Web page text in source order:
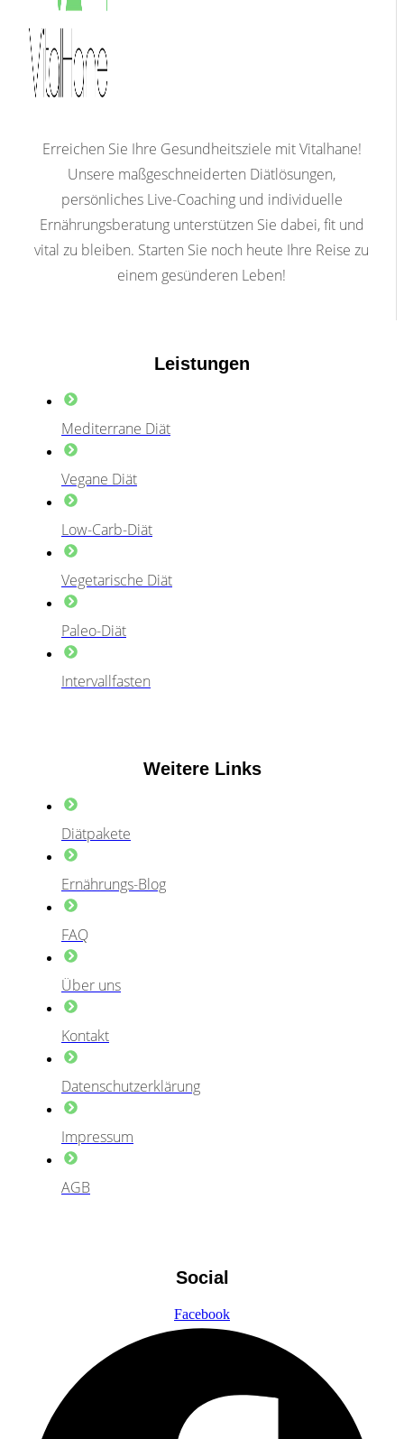
Erreichen Sie Ihre Gesundheitsziele mit Vitalhane!
Unsere maßgeschneiderten Diätlösungen,
persönliches Live-Coaching und individuelle
Ernährungsberatung unterstützen Sie dabei, fit und
vital zu bleiben. Starten Sie noch heute Ihre Reise zu
einem gesünderen Leben!
Leistungen
Mediterrane Diät
Vegane Diät
Low-Carb-Diät
Vegetarische Diät
Paleo-Diät
Intervallfasten
Weitere Links
Diätpakete
Ernährungs-Blog
FAQ
Über uns
Kontakt
Datenschutzerklärung
Impressum
AGB
Social
Facebook